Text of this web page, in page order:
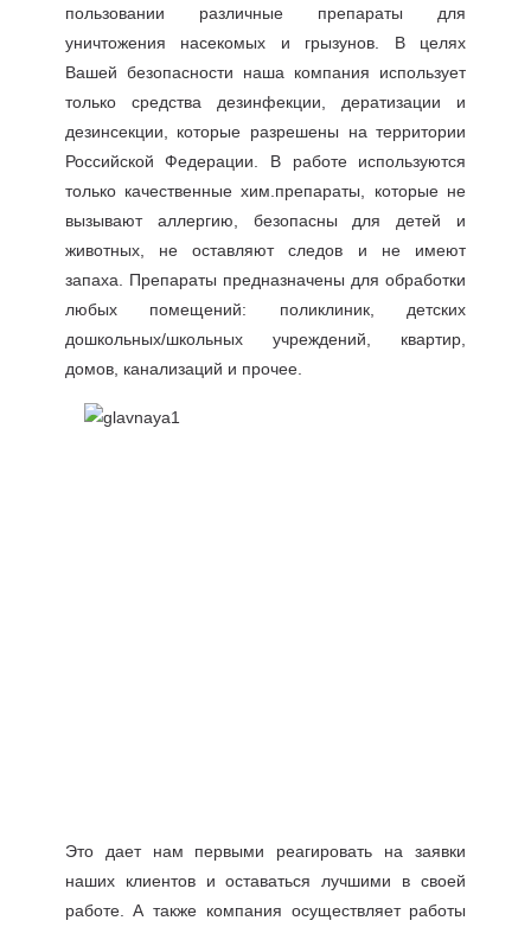
пользовании различные препараты для
уничтожения насекомых и грызунов. В целях
Вашей безопасности наша компания использует
только средства дезинфекции, дератизации и
дезинсекции, которые разрешены на территории
Российской Федерации. В работе используются
только качественные хим.препараты, которые не
вызывают аллергию, безопасны для детей и
животных, не оставляют следов и не имеют
запаха. Препараты предназначены для обработки
любых помещений: поликлиник, детских
дошкольных/школьных учреждений, квартир,
домов, канализаций и прочее.
Это дает нам первыми реагировать на заявки
наших клиентов и оставаться лучшими в своей
работе. А также компания осуществляет работы